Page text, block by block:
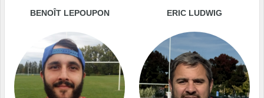
BENOÎT LEPOUPON ERIC LUDWIG